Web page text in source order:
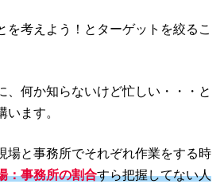
を考えよう！とターゲットを絞るこ
、何か知らないけど忙しい・・・と
います。
場と事務所でそれぞれ作業をする時
：事務所の割合すら把握してない人